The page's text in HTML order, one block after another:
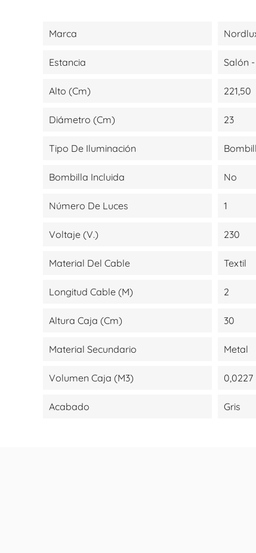
Marca
Estancia Salón
Alto (cm) 221,50
Diámetro (cm) 23
Tipo De Iluminación
Bombilla Incluida No
Número De Luces 1
Voltaje (V.) 230
Material Del Cable Textil
Longitud Cable (m) 2
Altura Caja (cm) 30
Material Secundario Metal
Volumen Caja (m3) 0,0227
Acabado Gris